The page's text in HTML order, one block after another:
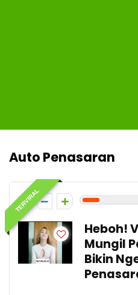
Auto Penasaran
TERVIRAL
1
Heboh!
Mungil
Bikin